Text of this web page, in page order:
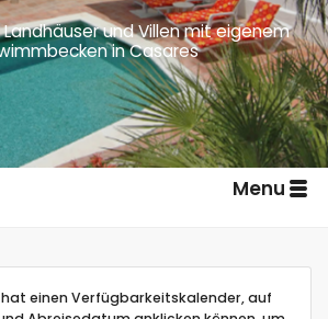
und Villen mit eigenem
in Casares
Menu
hat einen Verfügbarkeitskalender, auf